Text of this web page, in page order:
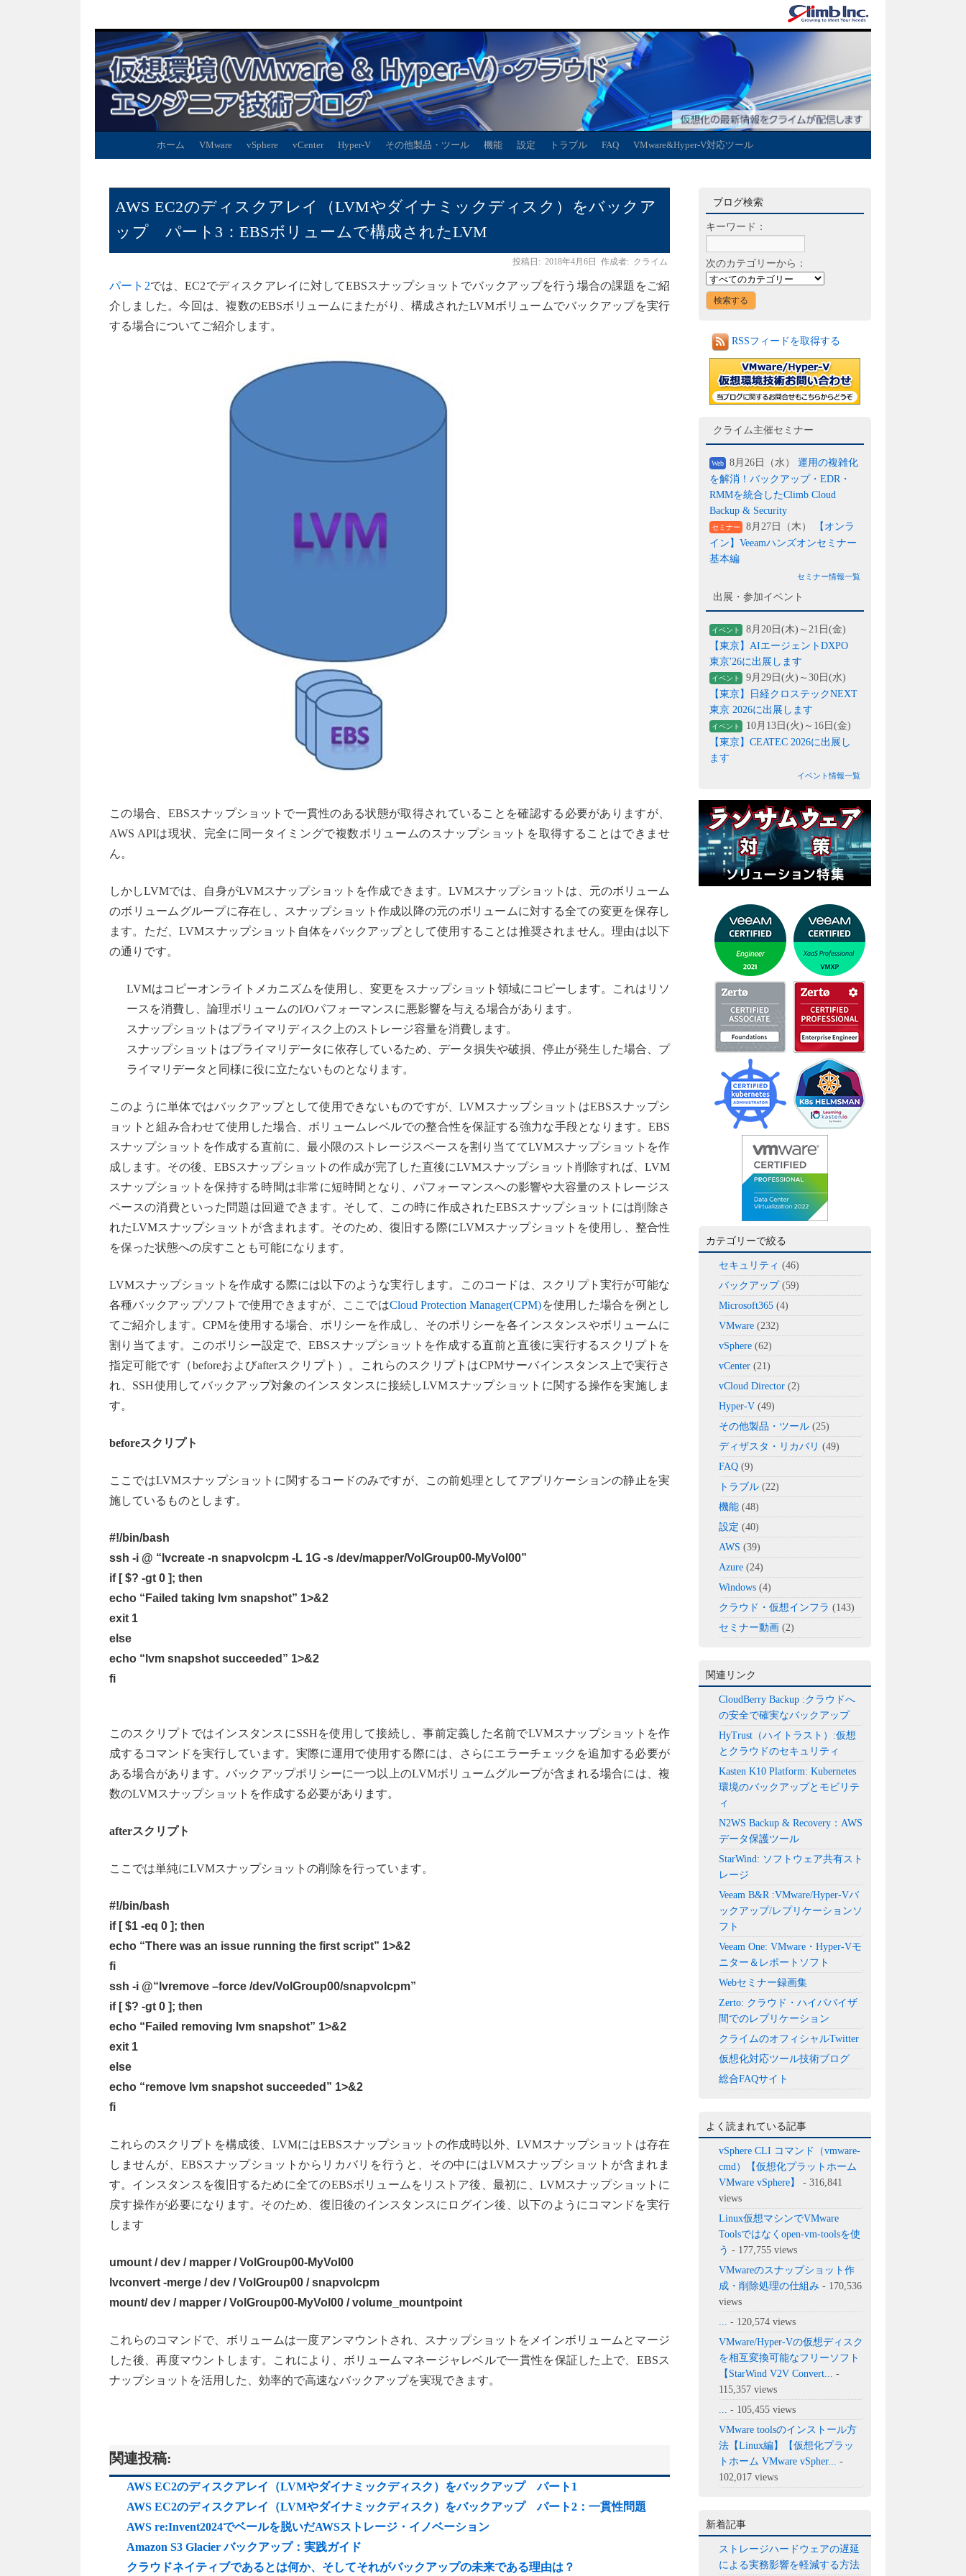
ホーム VMware vSphere vCenter Hyper-V その他製品・ツール 機能 設定 トラブル FAQ VMware&Hyper-V対応ツール
AWS EC2のディスクアレイ（LVMやダイナミックディスク）をバックア
ップ パート3：EBSボリュームで構成されたLVM
投稿日: 2018年4月6日 作成者: クライム
パート2では、EC2でディスクアレイに対してEBSスナップショットでバックアップを行う場合の課題をご紹
介しました。今回は、複数のEBSボリュームにまたがり、構成されたLVMボリュームでバックアップを実行
する場合についてご紹介します。
この場合、EBSスナップショットで一貫性のある状態が取得されていることを確認する必要がありますが、
AWS APIは現状、完全に同一タイミングで複数ボリュームのスナップショットを取得することはできませ
ん。
しかしLVMでは、自身がLVMスナップショットを作成できます。LVMスナップショットは、元のボリューム
のボリュームグループに存在し、スナップショット作成以降の元のボリュームに対する全ての変更を保存し
ます。ただ、LVMスナップショット自体をバックアップとして使用することは推奨されません。理由は以下
の通りです。
LVMはコピーオンライトメカニズムを使用し、変更をスナップショット領域にコピーします。これはリソ
ースを消費し、論理ボリュームのI/Oパフォーマンスに悪影響を与える場合があります。
スナップショットはプライマリディスク上のストレージ容量を消費します。
スナップショットはプライマリデータに依存しているため、データ損失や破損、停止が発生した場合、プ
ライマリデータと同様に役に立たないものとなります。
このように単体ではバックアップとして使用できないものですが、LVMスナップショットはEBSスナップシ
ョットと組み合わせて使用した場合、ボリュームレベルでの整合性を保証する強力な手段となります。EBS
スナップショットを作成する直前に、最小限のストレージスペースを割り当ててLVMスナップショットを作
成します。その後、EBSスナップショットの作成が完了した直後にLVMスナップショット削除すれば、LVM
スナップショットを保持する時間は非常に短時間となり、パフォーマンスへの影響や大容量のストレージス
ペースの消費といった問題は回避できます。そして、この時に作成されたEBSスナップショットには削除さ
れたLVMスナップショットが含まれます。そのため、復旧する際にLVMスナップショットを使用し、整合性
を保った状態への戻すことも可能になります。
LVMスナップショットを作成する際には以下のような実行します。このコードは、スクリプト実行が可能な
各種バックアップソフトで使用できますが、ここではCloud Protection Manager(CPM)を使用した場合を例とし
てご紹介します。CPMを使用する場合、ポリシーを作成し、そのポリシーを各インスタンスやボリュームに
割り当てます。このポリシー設定で、EBSスナップショットを作成する直前と直後に実行するスクリプトを
指定可能です（beforeおよびafterスクリプト）。これらのスクリプトはCPMサーバインスタンス上で実行さ
れ、SSH使用してバックアップ対象のインスタンスに接続しLVMスナップショットに関する操作を実施しま
す。
beforeスクリプト
ここではLVMスナップショットに関するコードのみですが、この前処理としてアプリケーションの静止を実
施しているものとします。
#!/bin/bash
ssh -i @ “lvcreate -n snapvolcpm -L 1G -s /dev/mapper/VolGroup00-MyVol00”
if [ $? -gt 0 ]; then
echo “Failed taking lvm snapshot” 1>&2
exit 1
else
echo “lvm snapshot succeeded” 1>&2
fi
このスクリプトではインスタンスにSSHを使用して接続し、事前定義した名前でLVMスナップショットを作
成するコマンドを実行しています。実際に運用で使用する際には、さらにエラーチェックを追加する必要が
ある場合があります。バックアップポリシーに一つ以上のLVMボリュームグループが含まれる場合には、複
数のLVMスナップショットを作成する必要があります。
afterスクリプト
ここでは単純にLVMスナップショットの削除を行っています。
#!/bin/bash
if [ $1 -eq 0 ]; then
echo “There was an issue running the first script” 1>&2
fi
ssh -i @“lvremove –force /dev/VolGroup00/snapvolcpm”
if [ $? -gt 0 ]; then
echo “Failed removing lvm snapshot” 1>&2
exit 1
else
echo “remove lvm snapshot succeeded” 1>&2
fi
これらのスクリプトを構成後、LVMにはEBSスナップショットの作成時以外、LVMスナップショットは存在
しませんが、EBSスナップショットからリカバリを行うと、その中にはLVMスナップショットが含まれま
す。インスタンスを復旧するために全てのEBSボリュームをリストア後、最初に、LVMスナップショットに
戻す操作が必要になります。そのため、復旧後のインスタンスにログイン後、以下のようにコマンドを実行
します
umount / dev / mapper / VolGroup00-MyVol00
lvconvert -merge / dev / VolGroup00 / snapvolcpm
mount/ dev / mapper / VolGroup00-MyVol00 / volume_mountpoint
これらのコマンドで、ボリュームは一度アンマウントされ、スナップショットをメインボリュームとマージ
した後、再度マウントします。これにより、ボリュームマネージャレベルで一貫性を保証した上で、EBSス
ナップショットを活用した、効率的で高速なバックアップを実現できます。
関連投稿:
AWS EC2のディスクアレイ（LVMやダイナミックディスク）をバックアップ パート1
AWS EC2のディスクアレイ（LVMやダイナミックディスク）をバックアップ パート2：一貫性問題
AWS re:Invent2024でベールを脱いだAWSストレージ・イノベーション
Amazon S3 Glacier バックアップ：実践ガイド
クラウドネイティブであるとは何か、そしてそれがバックアップの未来である理由は？
ブログ検索
キーワード：
次のカテゴリーから：
RSSフィードを取得する
クライム主催セミナー
Web 8月26日（水） 運用の複雑化
を解消！バックアップ・EDR・
RMMを統合したClimb Cloud
Backup & Security
セミナー 8月27日（木）
【オンラ
イン】Veeamハンズオンセミナー
基本編
セミナー情報一覧
出展・参加イベント
イベント
8月20日(木)～21日(金)
【東京】AIエージェントDXPO
東京'26に出展します
イベント
9月29日(火)～30日(水)
【東京】日経クロステックNEXT
東京 2026に出展します
イベント
10月13日(火)～16日(金)
【東京】CEATEC 2026に出展し
ます
イベント情報一覧
カテゴリーで絞る
セキュリティ (46)
バックアップ(59)
Microsoft365 (4)
VMware (232)
vSphere (62)
vCenter (21)
vCloud Director (2)
Hyper-V (49)
その他製品・ツール (25)
ディザスタ・リカバリ (49)
FAQ (9)
トラブル (22)
機能 (48)
設定 (40)
AWS (39)
Azure (24)
Windows (4)
クラウド・仮想インフラ (143)
セミナー動画 (2)
関連リンク
CloudBerry Backup :クラウドへ
の安全で確実なバックアップ
HyTrust（ハイトラスト）:仮想
とクラウドのセキュリティ
Kasten K10 Platform: Kubernetes
環境のバックアップとモビリテ
ィ
N2WS Backup & Recovery：AWS
データ保護ツール
StarWind: ソフトウェア共有スト
レージ
Veeam B&R :VMware/Hyper-Vバ
ックアップ/レプリケーションソ
フト
Veeam One: VMware・Hyper-Vモ
ニター＆レポートソフト
Webセミナー録画集
Zerto: クラウド・ハイパバイザ
間でのレプリケーション
クライムのオフィシャルTwitter
仮想化対応ツール技術ブログ
総合FAQサイト
よく読まれている記事
vSphere CLI コマンド（vmware-
cmd）【仮想化プラットホーム
VMware vSphere】
- 316,841
views
Linux仮想マシンでVMware
Toolsではなくopen-vm-toolsを使
う - 177,755 views
VMwareのスナップショット作
成・削除処理の仕組み - 170,536
views
- 120,574 views
VMware/Hyper-Vの仮想ディスク
を相互変換可能なフリーソフト
【StarWind V2V Convert...
-
115,357 views
- 105,455 views
VMware toolsのインストール方
法【Linux編】【仮想化プラッ
トホーム VMware vSpher...
-
102,017 views
新着記事
ストレージハードウェアの遅延
による実務影響を軽減する方法